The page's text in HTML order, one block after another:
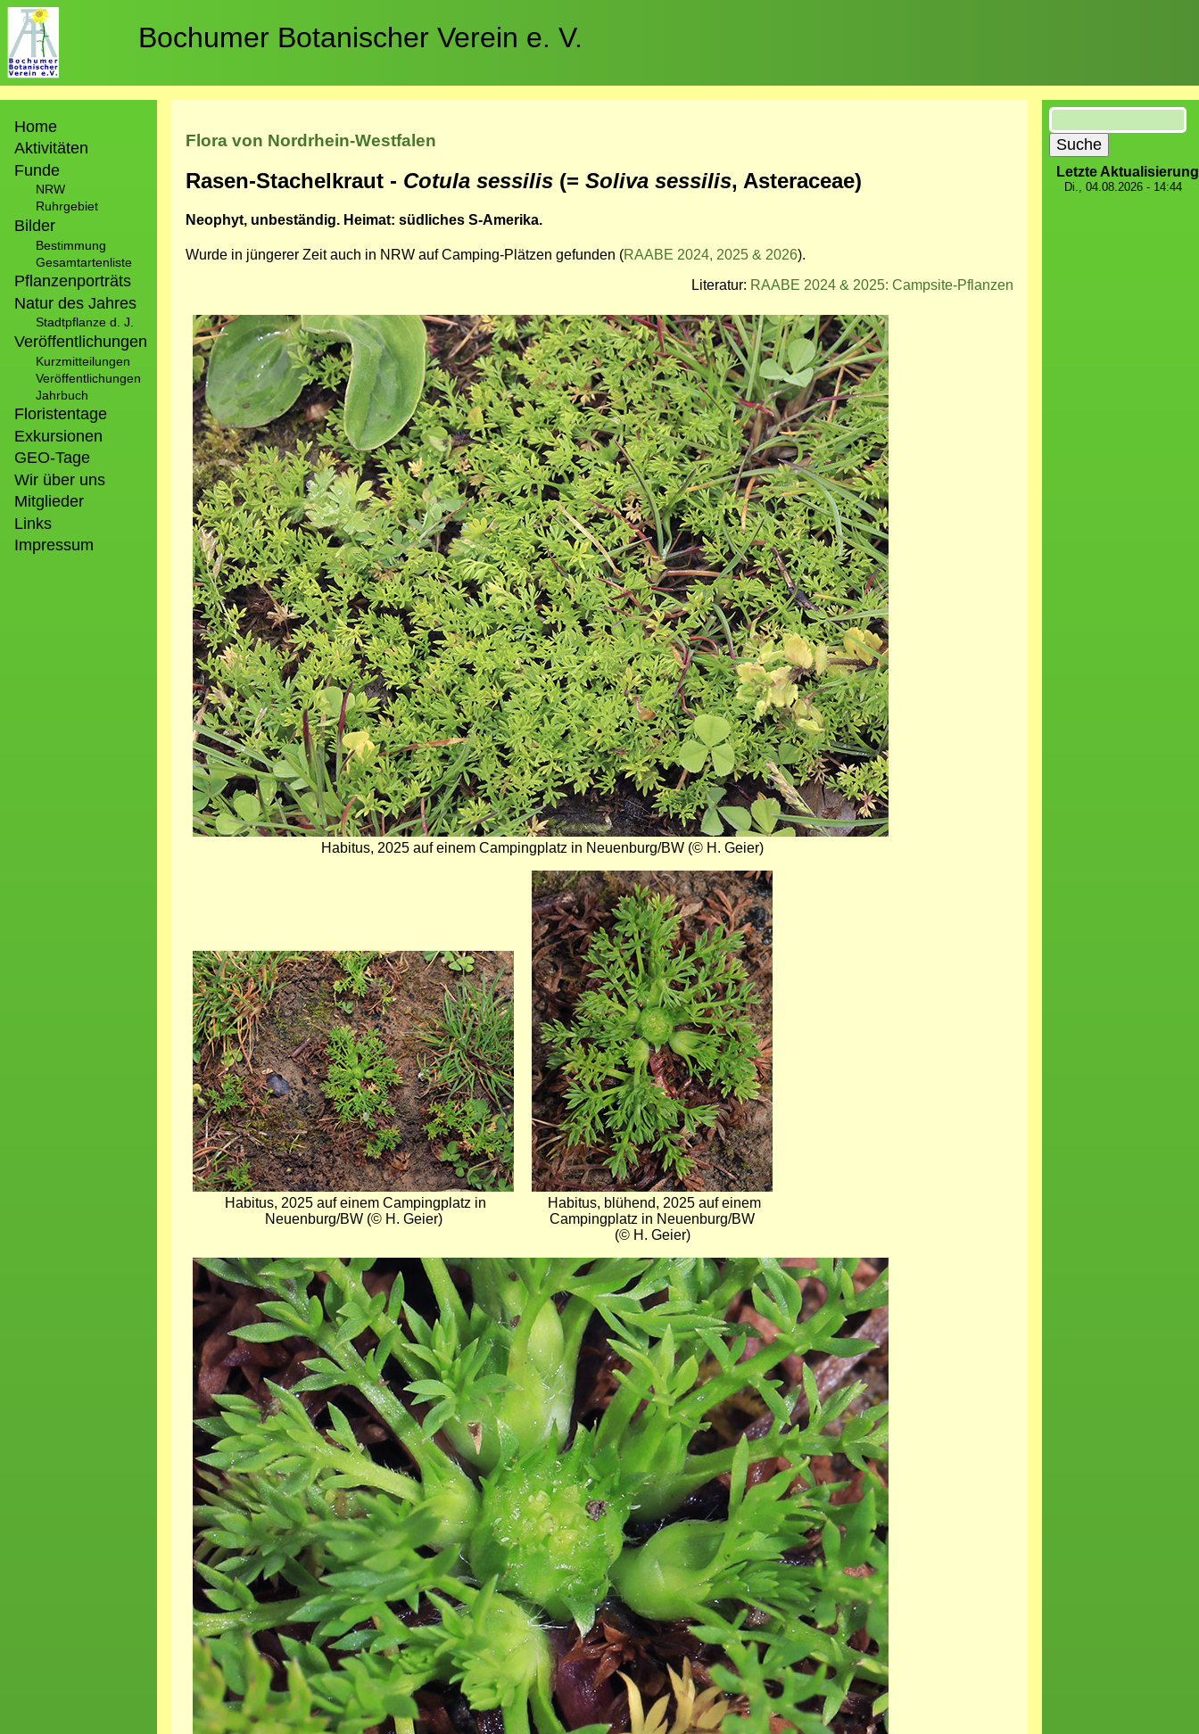
Direkt
zum
Inhalt
Bochumer Botanischer Verein e. V.
Home
Aktivitäten
Funde
NRW
Ruhrgebiet
Bilder
Bestimmung
Gesamtartenliste
Pflanzenporträts
Natur des Jahres
Stadtpflanze d. J.
Veröffentlichungen
Kurzmitteilungen
Veröffentlichungen
Jahrbuch
Floristentage
Exkursionen
GEO-Tage
Wir über uns
Mitglieder
Links
Impressum
Flora von Nordrhein-Westfalen
Rasen-Stachelkraut - Cotula sessilis (= Soliva sessilis, Asteraceae)
Neophyt, unbeständig. Heimat: südliches S-Amerika.
Wurde in jüngerer Zeit auch in NRW auf Camping-Plätzen gefunden (RAABE 2024, 2025 & 2026).
Literatur: RAABE 2024 & 2025: Campsite-Pflanzen
Bild
Habitus, 2025 auf einem Campingplatz in Neuenburg/BW (© H. Geier)
Bild
Habitus, 2025 auf einem Campingplatz in
Neuenburg/BW (© H. Geier)
Bild
Habitus, blühend, 2025 auf einem
Campingplatz in Neuenburg/BW
(© H. Geier)
Bild
Suche
Letzte Aktualisierung
Di., 04.08.2026 - 14:44